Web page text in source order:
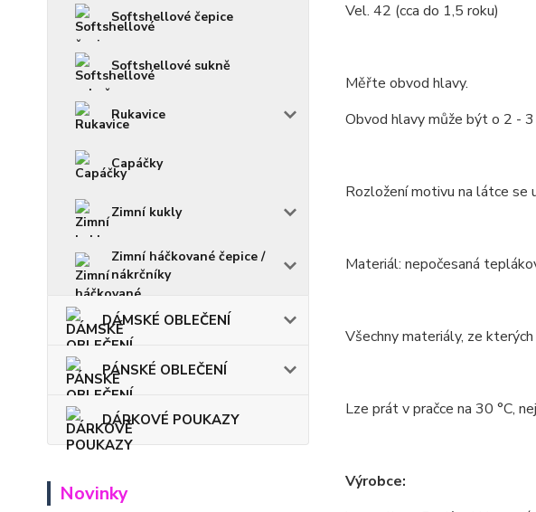
Softshellové čepice
Softshellové sukně
Rukavice
Capáčky
Zimní kukly
Zimní háčkované čepice /
nákrčníky
DÁMSKÉ OBLEČENÍ
PÁNSKÉ OBLEČENÍ
DÁRKOVÉ POUKAZY
Novinky
Vel. 42 (cca do 1,5 roku)
Měřte obvod hlavy.
Obvod hlavy může být o 2 -
Rozložení motivu na látce se
Materiál: nepočesaná
Všechny materiály, ze
Lze prát v pračce na 30 °C,
Výrobce: